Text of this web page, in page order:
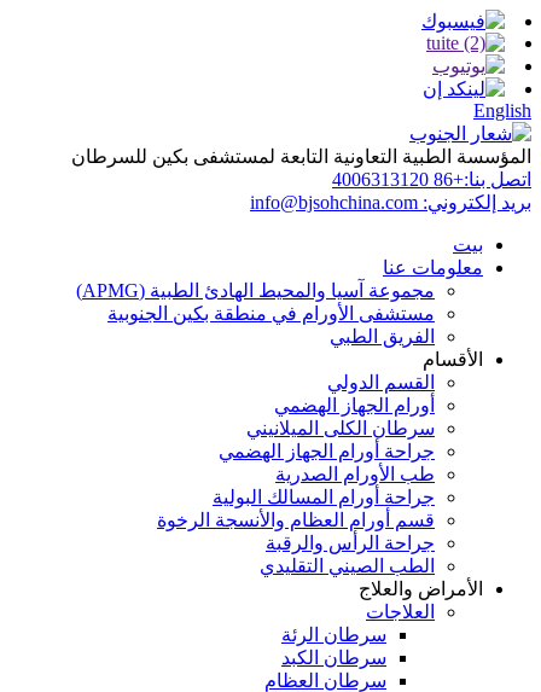
English
المؤسسة الطبية التعاونية التابعة لمستشفى بكين للسرطان
اتصل بنا:+86 4006313120
بريد إلكتروني:
بيت
معلومات عنا
مجموعة آسيا والمحيط الهادئ الطبية (APMG)
مستشفى الأورام في منطقة بكين الجنوبية
الفريق الطبي
الأقسام
القسم الدولي
أورام الجهاز الهضمي
سرطان الكلى الميلانيني
جراحة أورام الجهاز الهضمي
طب الأورام الصدرية
جراحة أورام المسالك البولية
قسم أورام العظام والأنسجة الرخوة
جراحة الرأس والرقبة
الطب الصيني التقليدي
الأمراض والعلاج
العلاجات
سرطان الرئة
سرطان الكبد
سرطان العظام